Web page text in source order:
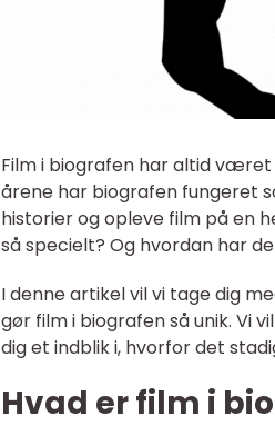
Film i biografen har altid
årene har biografen fungeret
historier og opleve film på en
så specielt? Og hvordan har
I denne artikel vil vi tage dig
gør film i biografen så unik. Vi
dig et indblik i, hvorfor det
Hvad er film i